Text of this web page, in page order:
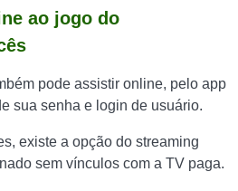
ao jogo do
pode assistir online, pelo app
sua senha e login de usuário.
existe a opção do streaming
sem vínculos com a TV paga.